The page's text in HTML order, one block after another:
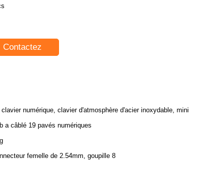
Contactez
clavier numérique, clavier d'atmosphère d'acier inoxydable, mini
a câblé 19 pavés numériques
femelle de 2.54mm, goupille 8